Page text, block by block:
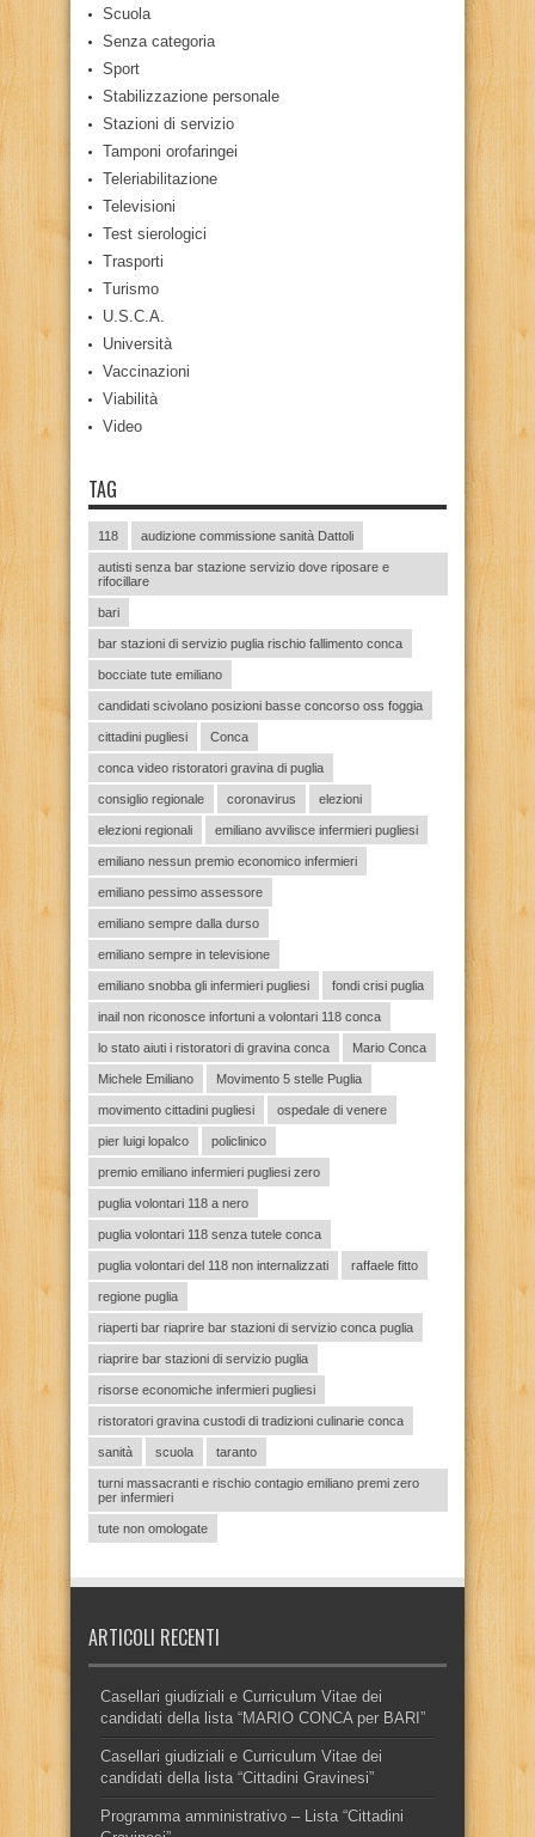
Scuola
Senza categoria
Sport
Stabilizzazione personale
Stazioni di servizio
Tamponi orofaringei
Teleriabilitazione
Televisioni
Test sierologici
Trasporti
Turismo
U.S.C.A.
Università
Vaccinazioni
Viabilità
Video
TAG
118 audizione commissione sanità Dattoli
autisti senza bar stazione servizio dove riposare e
rifocillare
bari
bar stazioni di servizio puglia rischio fallimento conca
bocciate tute emiliano
candidati scivolano posizioni basse concorso oss foggia
cittadini pugliesi Conca
conca video ristoratori gravina di puglia
consiglio regionale coronavirus elezioni
elezioni regionali emiliano avvilisce infermieri pugliesi
emiliano nessun premio economico infermieri
emiliano pessimo assessore
emiliano sempre dalla durso
emiliano sempre in televisione
emiliano snobba gli infermieri pugliesi fondi crisi puglia
inail non riconosce infortuni a volontari 118 conca
lo stato aiuti i ristoratori di gravina conca Mario Conca
Michele Emiliano Movimento 5 stelle Puglia
movimento cittadini pugliesi ospedale di venere
pier luigi lopalco policlinico
premio emiliano infermieri pugliesi zero
puglia volontari 118 a nero
puglia volontari 118 senza tutele conca
puglia volontari del 118 non internalizzati raffaele fitto
regione puglia
riaperti bar riaprire bar stazioni di servizio conca puglia
riaprire bar stazioni di servizio puglia
risorse economiche infermieri pugliesi
ristoratori gravina custodi di tradizioni culinarie conca
sanità scuola taranto
turni massacranti e rischio contagio emiliano premi zero
per infermieri
tute non omologate
ARTICOLI RECENTI
Casellari giudiziali e Curriculum Vitae dei
candidati della lista “MARIO CONCA per BARI”
Casellari giudiziali e Curriculum Vitae dei
candidati della lista “Cittadini Gravinesi”
Programma amministrativo – Lista “Cittadini